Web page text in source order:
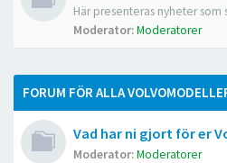
Här presenteras nyheter
Moderator:Moderatorer
FORUM FÖR ALLA
Vad har ni gjort för er
Moderator:Moderatorer